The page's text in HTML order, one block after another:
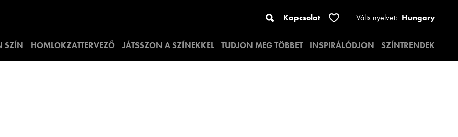
Kapcsolat Válts nyelvet: Hungary
SZÍN HOMLOKZATTERVEZŐ JÁTSSZON A SZÍNEKKEL TUDJON MEG TÖBBET INSPIRÁLÓDJON SZÍNTRENDEK